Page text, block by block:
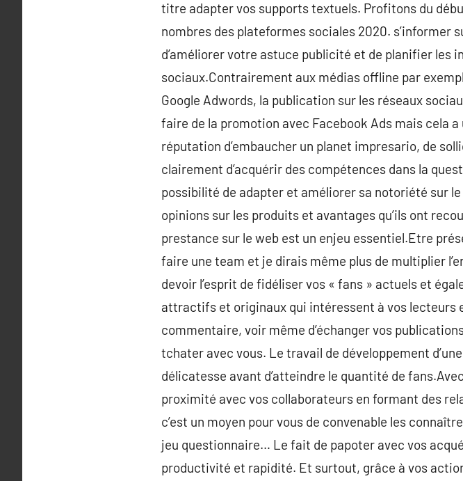
titre adapter vos supports textuels. Profitons du
nombres des plateformes sociales 2020. s’informer
d’améliorer votre astuce publicité et de planifier
sociaux.Contrairement aux médias offline par
Google Adwords, la publication sur les réseaux
faire de la promotion avec Facebook Ads mais cela
réputation d’embaucher un planet impresario, de
clairement d’acquérir des compétences dans la
possibilité de adapter et améliorer sa notoriété sur
opinions sur les produits et avantages qu’ils ont
prestance sur le web est un enjeu essentiel.Etre
faire une team et je dirais même plus de multiplier
devoir l’esprit de fidéliser vos « fans » actuels et
attractifs et originaux qui intéressent à vos lecteurs
commentaire, voir même d’échanger vos
tchater avec vous. Le travail de développement
délicatesse avant d’atteindre le quantité de
proximité avec vos collaborateurs en formant des
c’est un moyen pour vous de convenable les
jeu questionnaire… Le fait de papoter avec vos
productivité et rapidité. Et surtout, grâce à vos